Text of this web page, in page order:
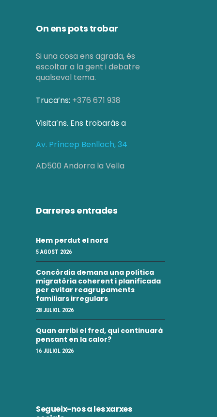
On ens pots trobar
Si una cosa ens agrada, és
escoltar a la gent i debatre
qualsevol tema.
Truca’ns: +376 671 938
Visita’ns. Ens trobaràs a
Av. Príncep Benlloch, 34
AD500 Andorra la Vella
Darreres entrades
Hem perdut el nord
5 AGOST 2026
Concòrdia demana una política
migratòria coherent i planificada
per evitar reagrupaments
familiars irregulars
28 JULIOL 2026
Quan arribi el fred, qui continuarà
pensant en la calor?
16 JULIOL 2026
Segueix-nos a les xarxes